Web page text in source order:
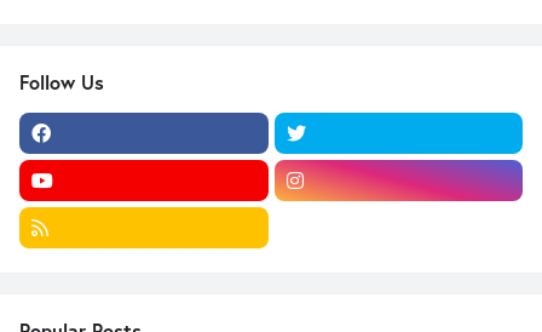
Follow Us